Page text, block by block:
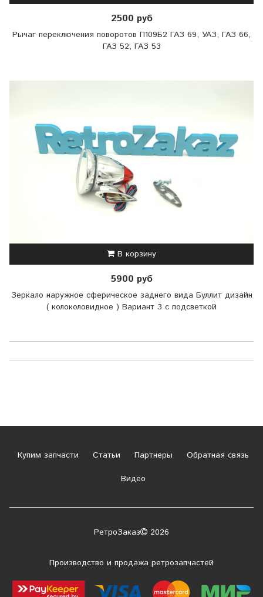
2500 руб
Рычаг переключения поворотов П109Б2 ГАЗ 69, УАЗ, ГАЗ 66,
ГАЗ 52, ГАЗ 53
В корзину
5900 руб
Зеркало наружное сферическое заднего вида Буллит дизайн
( колоколовидное ) Вариант 3 с подсветкой
Купим запчасти Статьи Партнеры
Обратная связь
Видео
РетроЗаказ 2026
Производство и продажа ретрозапчастей